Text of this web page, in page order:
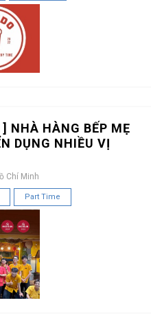
NHÀ HÀNG BẾP MẸ
DỤNG NHIỀU VỊ
Chí Minh
Part Time